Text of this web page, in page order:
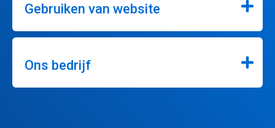
Gebruiken van website
Ons bedrijf